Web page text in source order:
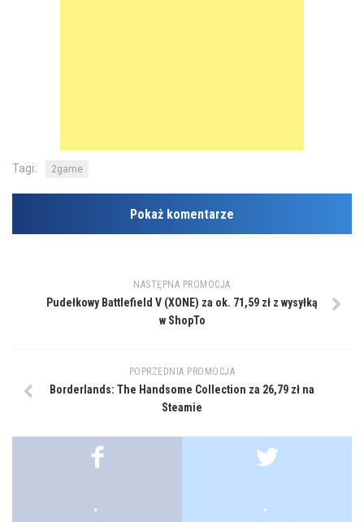
Tagi: 2game
Pokaż komentarze
NASTĘPNA PROMOCJA
Pudełkowy Battlefield V (XONE) za ok. 71,59 zł z wysyłką
w ShopTo
POPRZEDNIA PROMOCJA
Borderlands: The Handsome Collection za 26,79 zł na
Steamie
. .